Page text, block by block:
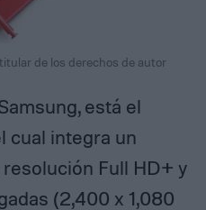
de los derechos de autor
está el
cual integra un
Full HD+ y
(2,400 x 1,080